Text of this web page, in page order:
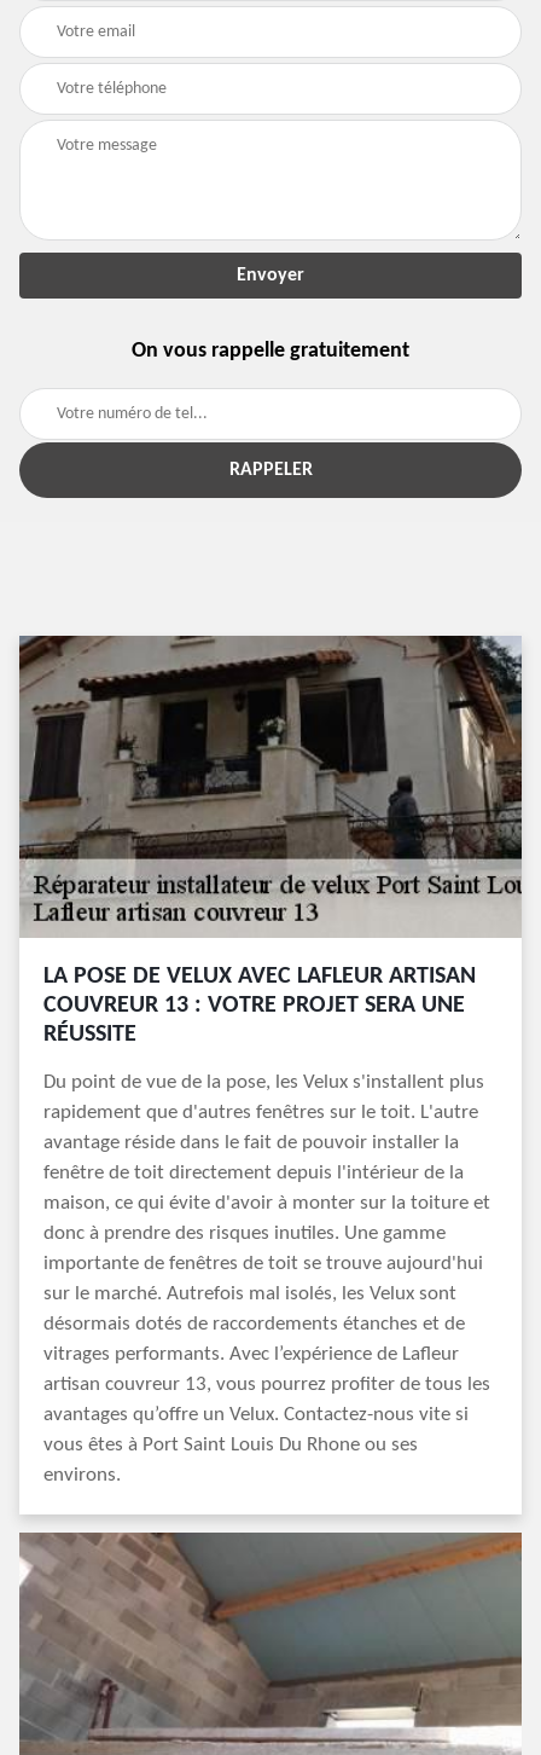
On vous rappelle gratuitement
LA POSE DE VELUX AVEC LAFLEUR ARTISAN
COUVREUR 13 : VOTRE PROJET SERA UNE
RÉUSSITE
Du point de vue de la pose, les Velux s'installent plus
rapidement que d'autres fenêtres sur le toit. L'autre
avantage réside dans le fait de pouvoir installer la
fenêtre de toit directement depuis l'intérieur de la
maison, ce qui évite d'avoir à monter sur la toiture et
donc à prendre des risques inutiles. Une gamme
importante de fenêtres de toit se trouve aujourd'hui
sur le marché. Autrefois mal isolés, les Velux sont
désormais dotés de raccordements étanches et de
vitrages performants. Avec l’expérience de Lafleur
artisan couvreur 13, vous pourrez profiter de tous les
avantages qu’offre un Velux. Contactez-nous vite si
vous êtes à Port Saint Louis Du Rhone ou ses
environs.